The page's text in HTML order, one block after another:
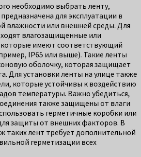
необходимо выбрать ленту,
для эксплуатации в
влажности или внешней среды. Для
влагозащищенные или
имеют соответствующий
IP65 или выше). Такие ленты
оболочку, которая защищает
Для установки ленты на улице также
которые устойчивы к воздействию
температуры. Важно убедиться,
также защищены от влаги
герметичные коробки или
защиты от внешних факторов. В
таких лент требует дополнительной
герметизации всех